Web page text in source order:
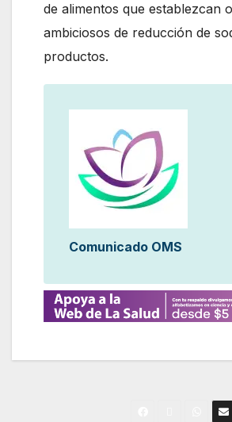
de alimentos que establezcan
ambiciosos de reducción de
productos.
Comunicado OMS